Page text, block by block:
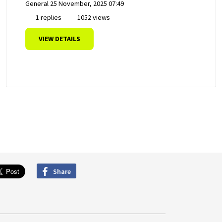
General 25 November, 2025 07:49
1 replies
1052 views
VIEW DETAILS
Share